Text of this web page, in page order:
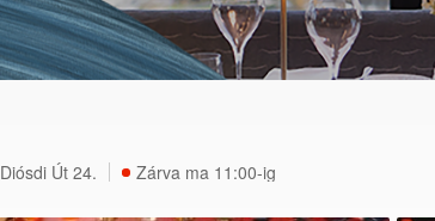
Diósdi Út 24. Zárva ma 11:00-ig